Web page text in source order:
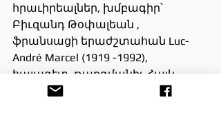
հրաւիրեալներ, խմբագիր՝
Բիւզանդ Թօփալեան ,
ֆրանսացի երաժշտահան Luc-
André Marcel (1919 -1992),
հայագէտ, թարգմանիչ Հայկ
Պէրպէրեան (1887 Պոլիս – 1978